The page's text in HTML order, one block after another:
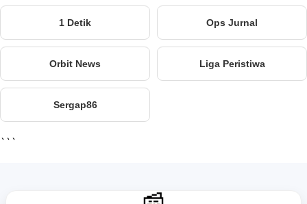
1 Detik Ops Jurnal
Orbit News Liga Peristiwa
Sergap86
```